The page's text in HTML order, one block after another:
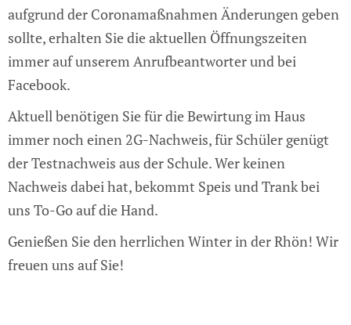
aufgrund der Coronamaßnahmen Änderungen geben
sollte, erhalten Sie die aktuellen Öffnungszeiten
immer auf unserem Anrufbeantworter und bei
Facebook.
Aktuell benötigen Sie für die Bewirtung im Haus
immer noch einen 2G-Nachweis, für Schüler genügt
der Testnachweis aus der Schule. Wer keinen
Nachweis dabei hat, bekommt Speis und Trank bei
uns To-Go auf die Hand.
Genießen Sie den herrlichen Winter in der Rhön! Wir
freuen uns auf Sie!